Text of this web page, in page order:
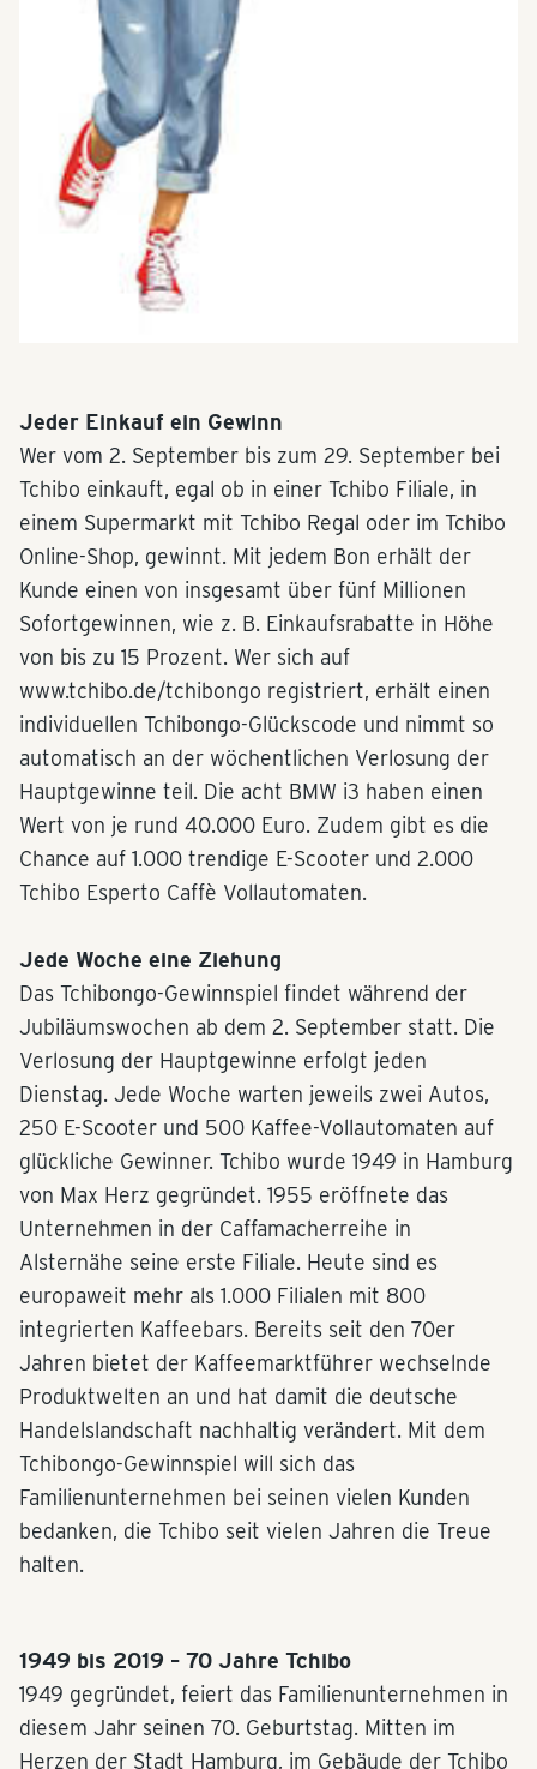
Jeder Einkauf ein Gewinn
Wer vom 2. September bis zum 29. September bei
Tchibo einkauft, egal ob in einer Tchibo Filiale, in
einem Supermarkt mit Tchibo Regal oder im Tchibo
Online-Shop, gewinnt. Mit jedem Bon erhält der
Kunde einen von insgesamt über fünf Millionen
Sofortgewinnen, wie z. B. Einkaufsrabatte in Höhe
von bis zu 15 Prozent. Wer sich auf
www.tchibo.de/tchibongo registriert, erhält einen
individuellen Tchibongo-Glückscode und nimmt so
automatisch an der wöchentlichen Verlosung der
Hauptgewinne teil. Die acht BMW i3 haben einen
Wert von je rund 40.000 Euro. Zudem gibt es die
Chance auf 1.000 trendige E-Scooter und 2.000
Tchibo Esperto Caffè Vollautomaten.
Jede Woche eine Ziehung
Das Tchibongo-Gewinnspiel findet während der
Jubiläumswochen ab dem 2. September statt. Die
Verlosung der Hauptgewinne erfolgt jeden
Dienstag. Jede Woche warten jeweils zwei Autos,
250 E-Scooter und 500 Kaffee-Vollautomaten auf
glückliche Gewinner. Tchibo wurde 1949 in Hamburg
von Max Herz gegründet. 1955 eröffnete das
Unternehmen in der Caffamacherreihe in
Alsternähe seine erste Filiale. Heute sind es
europaweit mehr als 1.000 Filialen mit 800
integrierten Kaffeebars. Bereits seit den 70er
Jahren bietet der Kaffeemarktführer wechselnde
Produktwelten an und hat damit die deutsche
Handelslandschaft nachhaltig verändert. Mit dem
Tchibongo-Gewinnspiel will sich das
Familienunternehmen bei seinen vielen Kunden
bedanken, die Tchibo seit vielen Jahren die Treue
halten.
1949 bis 2019 – 70 Jahre Tchibo
1949 gegründet, feiert das Familienunternehmen in
diesem Jahr seinen 70. Geburtstag. Mitten im
Herzen der Stadt Hamburg, im Gebäude der Tchibo